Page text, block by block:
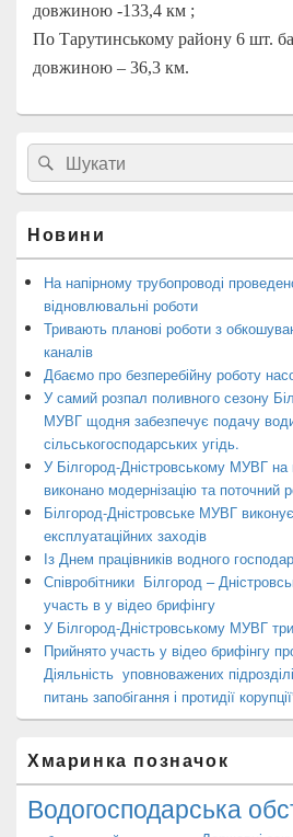
довжиною -133,4 км ;
По Тарутинському району 6 шт.
довжиною – 36,3 км.
Головна
бокова
панель
віджетів
Search
for:
Пошук
Новини
На напірному трубопроводі
відновлювальні роботи
Тривають планові роботи з
каналів
Дбаємо про безперебійну роботу
У самий розпал поливного сезону
МУВГ щодня забезпечує подачу
сільськогосподарських угідь.
У Білгород-Дністровському МУВГ на
виконано модернізацію та поточний
Білгород-Дністровське МУВГ
експлуатаційних заходів
Із Днем працівників водного
Співробітники Білгород –
участь в у відео брифінгу
У Білгород-Дністровському МУВГ
Прийнято участь у відео брифінгу
Діяльність уповноважених
питань запобігання і протидії
Хмаринка позначок
Водогосподарська